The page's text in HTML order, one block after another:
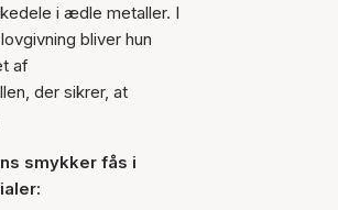
i ædle metaller. I
bliver hun
af
der sikrer, at
smykker fås i